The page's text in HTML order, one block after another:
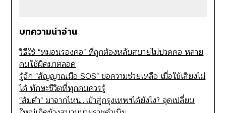
บทความน่าอ่าน
วิธีใช้ "หมอนรองคอ" ที่ถูกต้องหลับสบายไม่ปวดคอ หลาย
คนใช้ผิดมาตลอด
รู้จัก "สัญญาณมือ SOS" ขอความช่วยเหลือ เมื่อใช้เสียงไม่
ได้ ทักษะชีวิตที่ทุกคนควรรู้
"ส้มตำ" มาจากไหน...เข้าสู่กรุงเทพฯได้ยังไง? จุดเปลี่ยน